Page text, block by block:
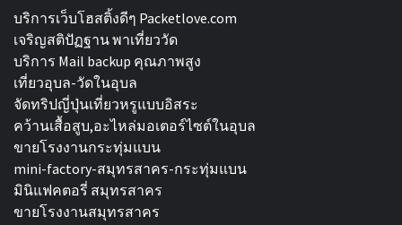
บริการเว็บโฮสติ้งดีๆ Packetlove.com
เจริญสติปัฏฐาน พาเที่ยววัด
บริการ Mail backup คุณภาพสูง
เที่ยวอุบล-วัดในอุบล
จัดทริปญี่ปุ่นเที่ยวหรูแบบอิสระ
คว้านเสื้อสูบ,อะไหล่มอเตอร์ไซต์ในอุบล
ขายโรงงานกระทุ่มแบน
mini-factory-สมุทรสาคร-กระทุ่มแบน
มินิแฟคตอรี่ สมุทรสาคร
ขายโรงงานสมุทรสาคร